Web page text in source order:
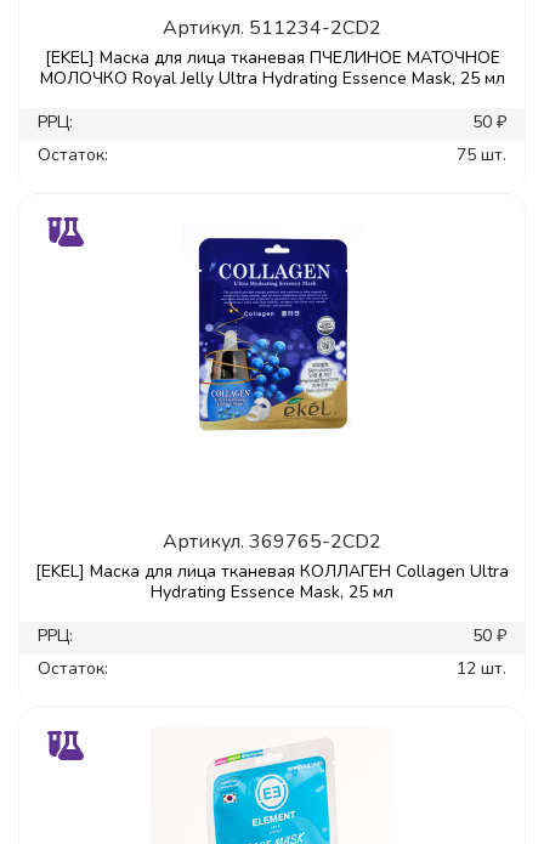
Артикул. 511234-2CD2
[EKEL] Маска для лица тканевая ПЧЕЛИНОЕ МАТОЧНОЕ
МОЛОЧКО Royal Jelly Ultra Hydrating Essence Mask, 25 мл
РРЦ:
50 ₽
Остаток:
75 шт.
Артикул. 369765-2CD2
[EKEL] Маска для лица тканевая КОЛЛАГЕН Collagen Ultra
Hydrating Essence Mask, 25 мл
РРЦ:
50 ₽
Остаток:
12 шт.